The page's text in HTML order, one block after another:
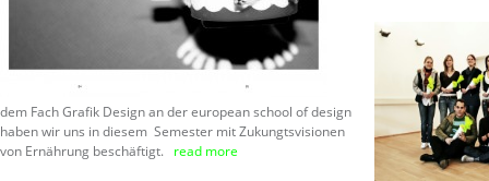
dem Fach Grafik Design an der european school of design
haben wir uns in diesem Semester mit Zukungtsvisionen
von Ernährung beschäftigt. read more